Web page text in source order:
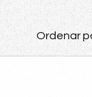
Ordenar